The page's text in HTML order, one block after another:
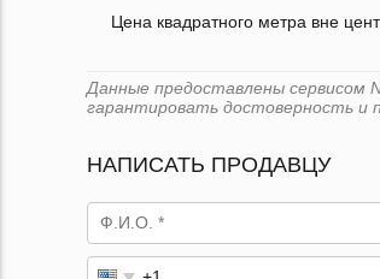
Цена квадратного метра вне
Данные предоставлены сервисом
гарантировать достоверность и
НАПИСАТЬ ПРОДАВЦУ